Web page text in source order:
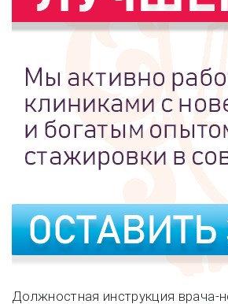
Должностная инструкция врача-